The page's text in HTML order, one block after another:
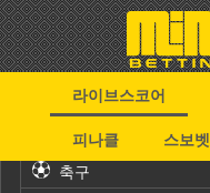
라이브스코어
피나클
스보벳
축구